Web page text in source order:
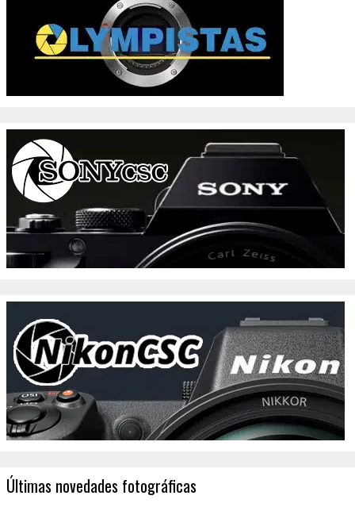
Últimas novedades fotográficas